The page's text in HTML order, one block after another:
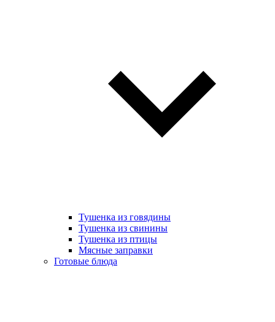
Тушенка из говядины
Тушенка из свинины
Тушенка из птицы
Мясные заправки
Готовые блюда